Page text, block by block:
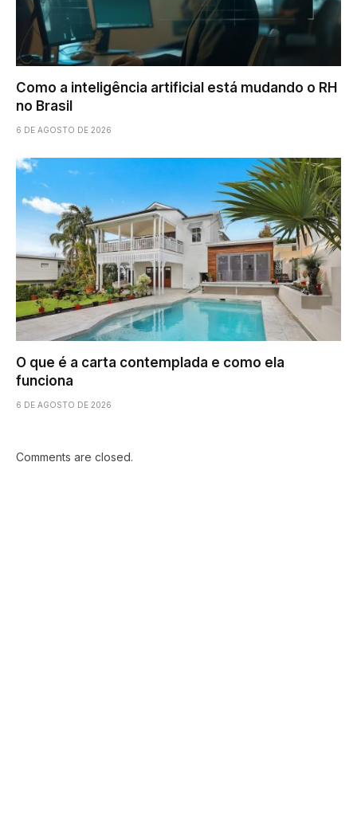
Como a inteligência artificial está mudando o RH
no Brasil
6 DE AGOSTO DE 2026
O que é a carta contemplada e como ela
funciona
6 DE AGOSTO DE 2026
Comments are closed.